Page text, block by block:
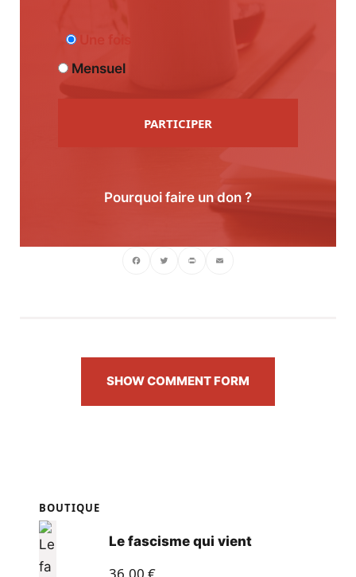
Mensuel
PARTICIPER
Pourquoi faire un don ?
SHOW COMMENT FORM
BOUTIQUE
Le fascisme qui vient